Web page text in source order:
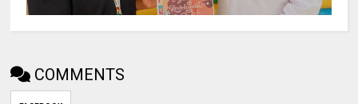
COMMENTS